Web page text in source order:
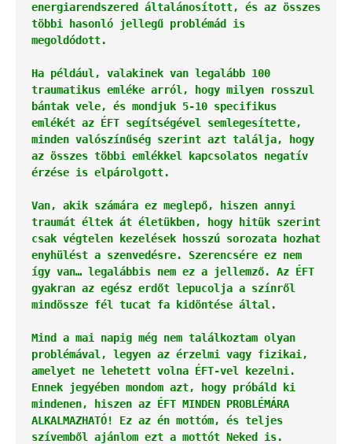
energiarendszered általánosított, és az összes
többi hasonló jellegű problémád is
megoldódott.
Ha például, valakinek van legalább 100
traumatikus emléke arról, hogy milyen rosszul
bántak vele, és mondjuk 5-10 specifikus
emlékét az ÉFT segítségével semlegesítette,
minden valószínűség szerint azt találja, hogy
az összes többi emlékkel kapcsolatos negatív
érzése is elpárolgott.
Van, akik számára ez meglepő, hiszen annyi
traumát éltek át életükben, hogy hitük szerint
csak végtelen kezelések hosszú sorozata hozhat
enyhülést a szenvedésre. Szerencsére ez nem
így van… legalábbis nem ez a jellemző. Az ÉFT
gyakran az egész erdőt lepucolja a színről
mindössze fél tucat fa kidöntése által.
Mind a mai napig még nem találkoztam olyan
problémával, legyen az érzelmi vagy fizikai,
amelyet ne lehetett volna ÉFT-vel kezelni.
Ennek jegyében mondom azt, hogy próbáld ki
mindenen, hiszen az ÉFT MINDEN PROBLÉMÁRA
ALKALMAZHATÓ! Ez az én mottóm, és teljes
szívemből ajánlom ezt a mottót Neked is.